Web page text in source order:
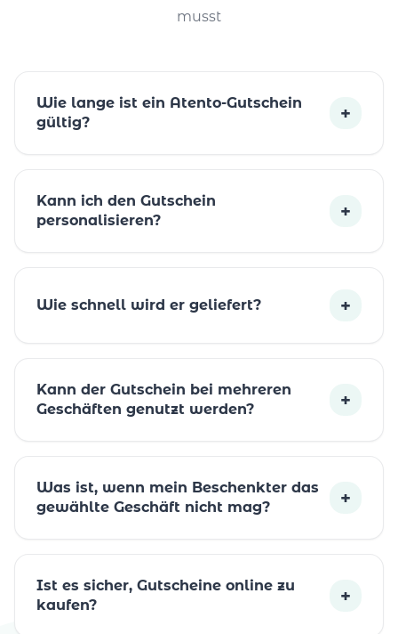
musst
Wie lange ist ein Atento-Gutschein
gültig?
+
Kann ich den Gutschein
personalisieren?
+
Wie schnell wird er geliefert? +
Kann der Gutschein bei mehreren
Geschäften genutzt werden?
+
Was ist, wenn mein Beschenkter das
gewählte Geschäft nicht mag?
+
Ist es sicher, Gutscheine online zu
kaufen?
+